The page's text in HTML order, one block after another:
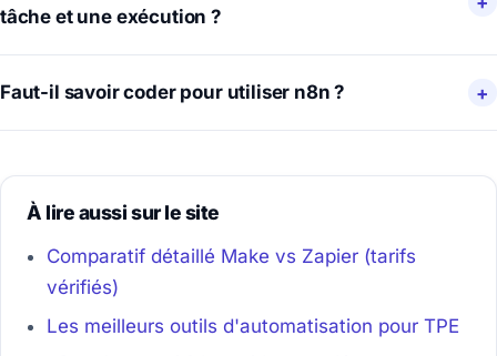
tâche et une exécution ?
Faut-il savoir coder pour utiliser n8n ?
À lire aussi sur le site
Comparatif détaillé Make vs Zapier (tarifs
vérifiés)
Les meilleurs outils d'automatisation pour TPE